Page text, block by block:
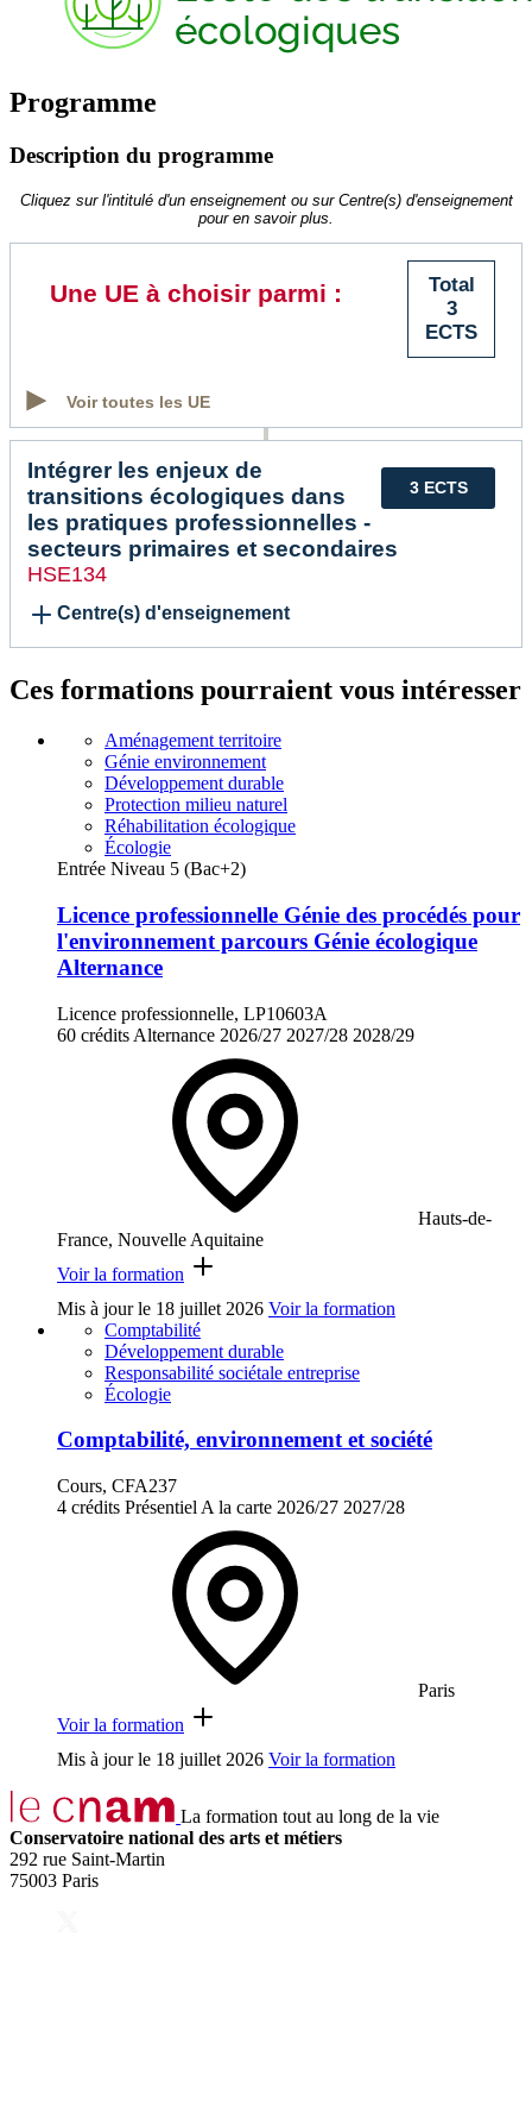
Programme
Description du programme
Cliquez sur l'intitulé d'un enseignement ou sur Centre(s) d'enseignement
pour en savoir plus.
Total
3
ECTS
Une UE à choisir parmi :
Voir toutes les UE
3 ECTS
Intégrer les enjeux de
transitions écologiques dans
les pratiques professionnelles -
secteurs primaires et secondaires
HSE134
Centre(s) d'enseignement
Ces formations pourraient vous intéresser
Aménagement territoire
Génie environnement
Développement durable
Protection milieu naturel
Réhabilitation écologique
Écologie
Entrée Niveau 5 (Bac+2)
Licence professionnelle Génie des procédés pour
l'environnement parcours Génie écologique
Alternance
Licence professionnelle, LP10603A
60 crédits Alternance 2026/27 2027/28 2028/29
Hauts-de-
France, Nouvelle Aquitaine
Voir la formation
Mis à jour le 18 juillet 2026 Voir la formation
Comptabilité
Développement durable
Responsabilité sociétale entreprise
Écologie
Comptabilité, environnement et société
Cours, CFA237
4 crédits Présentiel A la carte 2026/27 2027/28
Paris
Voir la formation
Mis à jour le 18 juillet 2026 Voir la formation
La formation tout au long de la vie
Conservatoire national des arts et métiers
292 rue Saint-Martin
75003 Paris